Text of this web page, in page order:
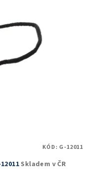
Skladem v ČR
KÓD: G-12011